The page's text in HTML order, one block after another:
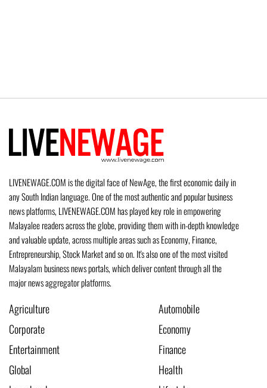
LIVENEWAGE.COM is the digital face of NewAge, the first economic daily in
any South Indian language. One of the most authentic and popular business
news platforms, LIVENEWAGE.COM has played key role in empowering
Malayalee readers across the globe, providing them with in-depth knowledge
and valuable update, across multiple areas such as Economy, Finance,
Entrepreneurship, Stock Market and so on. It's also one of the most visited
Malayalam business news portals, which deliver content through all the
major news aggregator platforms.
Agriculture
Automobile
Corporate
Economy
Entertainment
Finance
Global
Health